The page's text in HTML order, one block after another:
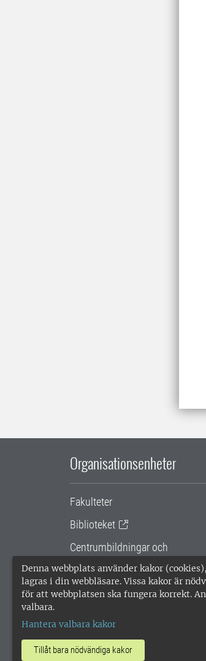
Denna webbplats använder kakor
lagras i din webbläsare. Vissa kakor är
för att webbplatsen ska fungera korrekt.
valbara.
Hantera valbara kakor
Tillåt bara nödvändiga kakor
Organisationsenheter
Fakulteter
Biblioteket
Centrumbildningar och
samarbetsprojekt
Gemensamma